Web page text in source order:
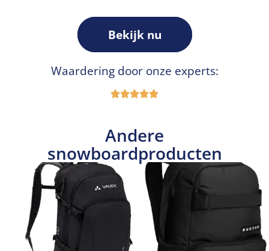
Bekijk nu
Waardering door onze experts:
Andere
snowboardproducten